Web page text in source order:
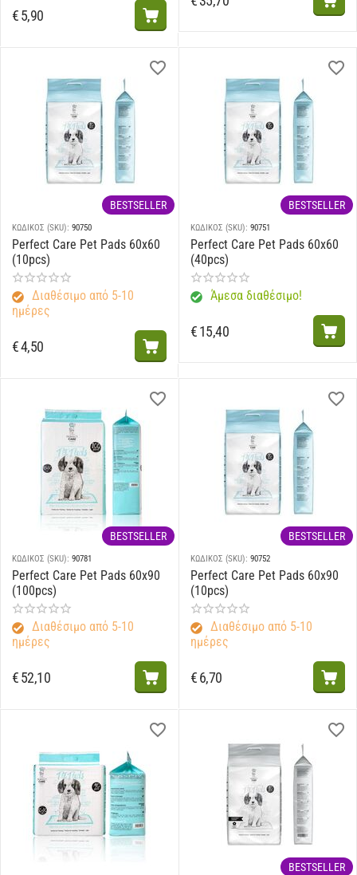
€5,90
BESTSELLER
ΚΩΔΙΚΟΣ (SKU): 90750
Perfect Care Pet Pads 60x60
(10pcs)
Διαθέσιμο από 5-10
ημέρες
€4,50
BESTSELLER
ΚΩΔΙΚΟΣ (SKU): 90751
Perfect Care Pet Pads 60x60
(40pcs)
Άμεσα διαθέσιμο!
€15,40
BESTSELLER
ΚΩΔΙΚΟΣ (SKU): 90781
Perfect Care Pet Pads 60x90
(100pcs)
Διαθέσιμο από 5-10
ημέρες
€52,10
BESTSELLER
ΚΩΔΙΚΟΣ (SKU): 90752
Perfect Care Pet Pads 60x90
(10pcs)
Διαθέσιμο από 5-10
ημέρες
€6,70
BESTSELLER